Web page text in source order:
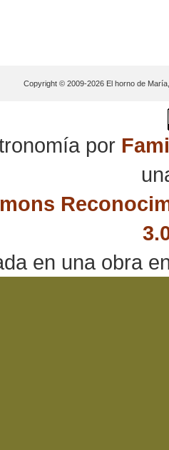
Copyright © 2009-2026 El horno de
por
en una obra